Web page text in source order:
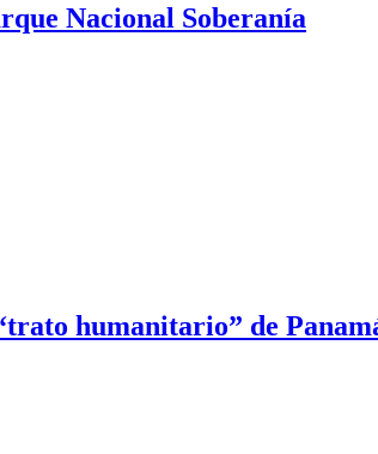
Nacional Soberanía
humanitario” de